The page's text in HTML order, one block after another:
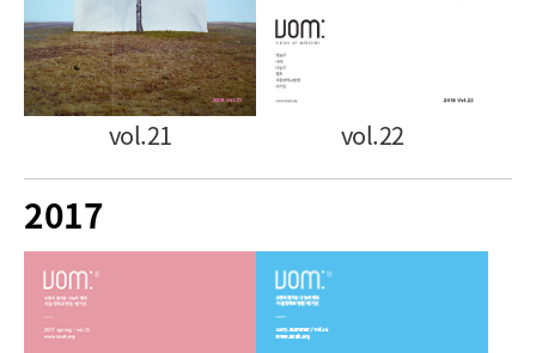
vol.21 vol.22
2017